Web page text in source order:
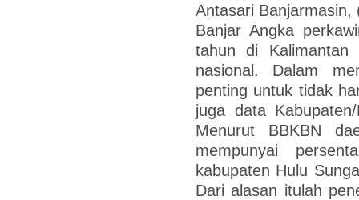
Antasari
Banjar Angka
tahun di Kalimantan
nasional. Dalam
penting untuk tidak
juga data
Menurut BBKBN
mempunyai
kabupaten Hulu
Dari alasan itulah